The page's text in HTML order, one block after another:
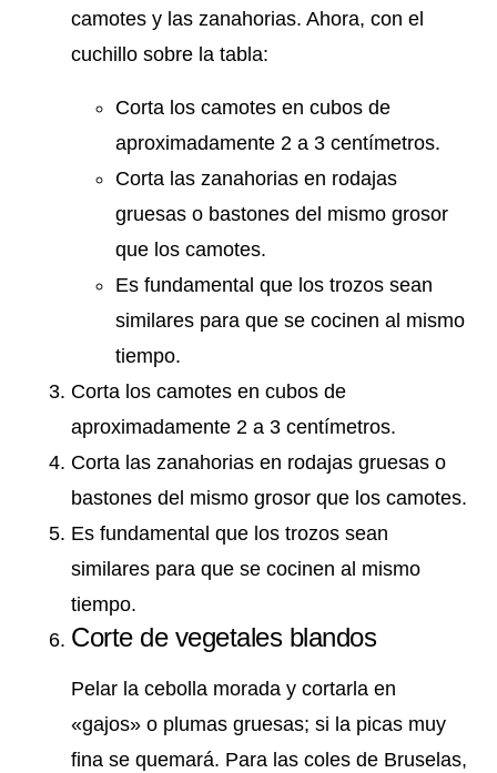
camotes y las zanahorias. Ahora, con el
cuchillo sobre la tabla:
Corta los camotes en cubos de
aproximadamente 2 a 3 centímetros.
Corta las zanahorias en rodajas
gruesas o bastones del mismo grosor
que los camotes.
Es fundamental que los trozos sean
similares para que se cocinen al mismo
tiempo.
Corta los camotes en cubos de
aproximadamente 2 a 3 centímetros.
Corta las zanahorias en rodajas gruesas o
bastones del mismo grosor que los camotes.
Es fundamental que los trozos sean
similares para que se cocinen al mismo
tiempo.
Corte de vegetales blandos
Pelar la cebolla morada y cortarla en
«gajos» o plumas gruesas; si la picas muy
fina se quemará. Para las coles de Bruselas,